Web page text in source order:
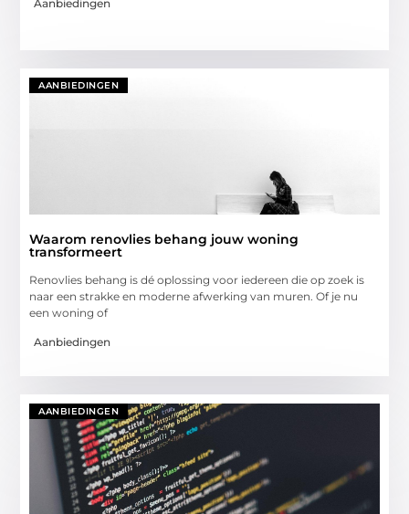
Aanbiedingen
AANBIEDINGEN
Waarom renovlies behang jouw woning
transformeert
Renovlies behang is dé oplossing voor iedereen die op zoek is
naar een strakke en moderne afwerking van muren. Of je nu
een woning of
Aanbiedingen
AANBIEDINGEN